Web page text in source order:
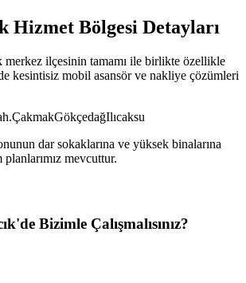
Hizmet Bölgesi Detayları
merkez ilçesinin tamamı ile birlikte özellikle
kesintisiz mobil asansör ve nakliye çözümleri
ÇakmakGökçedağIlıcaksu
dar sokaklarına ve yüksek binalarına
mevcuttur.
'de Bizimle Çalışmalısınız?